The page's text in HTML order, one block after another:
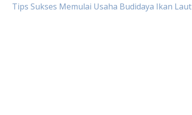
Tips Sukses Memulai Usaha Budidaya Ikan Laut